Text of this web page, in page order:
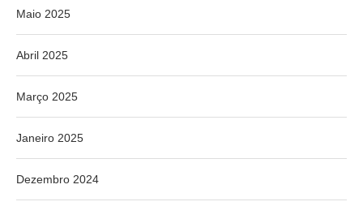
Maio 2025
Abril 2025
Março 2025
Janeiro 2025
Dezembro 2024